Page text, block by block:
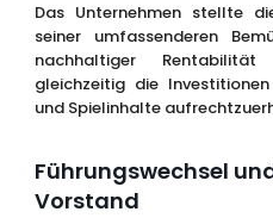
Das Unternehmen stellte
seiner umfassenderen
nachhaltiger
gleichzeitig die
und Spielinhalte
Führungswechsel
Vorstand